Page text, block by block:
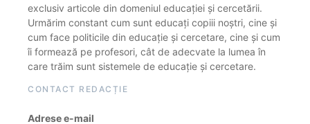
exclusiv articole din domeniul educației și cercetării.
Urmărim constant cum sunt educați copiii noștri, cine și
cum face politicile din educație și cercetare, cine și cum
îi formează pe profesori, cât de adecvate la lumea în
care trăim sunt sistemele de educație și cercetare.
CONTACT REDACȚIE
Adrese e-mail